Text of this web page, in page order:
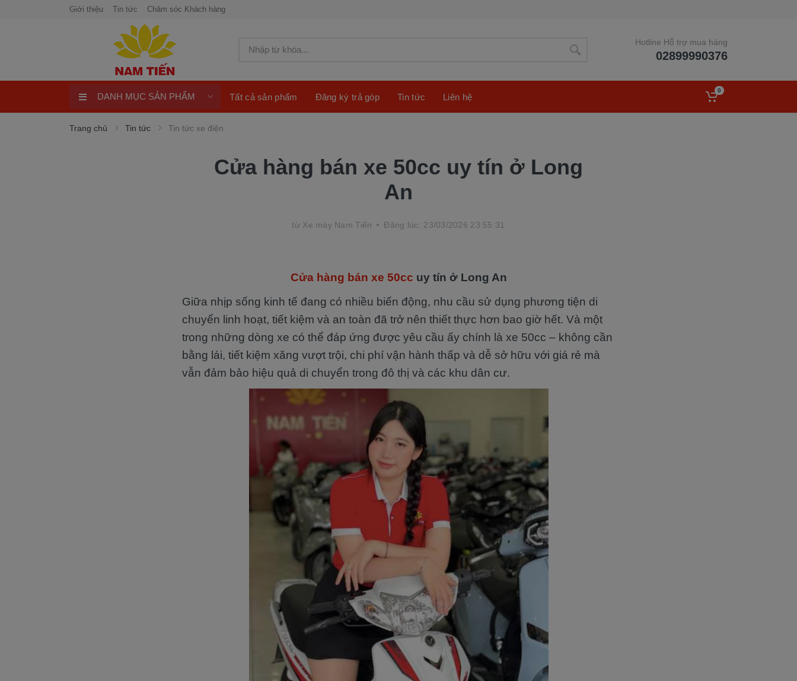
Giới thiệu Tin tức Chăm sóc Khách hàng
Hotline Hỗ trợ mua hàng
02899990376
Xe máy 50cc
DANH MỤC SẢN PHẨM Tất cả sản phẩm Đăng ký trả góp Tin tức Liên hệ
0
Trang chủ Tin tức Tin tức xe điện
Cửa hàng bán xe 50cc uy tín ở Long
An
từ Xe máy Nam Tiến Đăng lúc: 23/03/2026 23:55:31
Cửa hàng bán xe 50cc uy tín ở Long An
Giữa nhịp sống kinh tế đang có nhiều biến động, nhu cầu sử dụng phương tiện di
chuyển linh hoạt, tiết kiệm và an toàn đã trở nên thiết thực hơn bao giờ hết. Và một
trong những dòng xe có thể đáp ứng được yêu cầu ấy chính là xe 50cc – không cần
bằng lái, tiết kiệm xăng vượt trội, chi phí vận hành thấp và dễ sở hữu với giá rẻ mà
vẫn đảm bảo hiệu quả di chuyển trong đô thị và các khu dân cư.